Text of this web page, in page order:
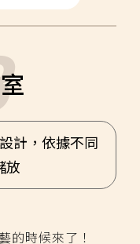
計，依據不同
放
的時候來了！